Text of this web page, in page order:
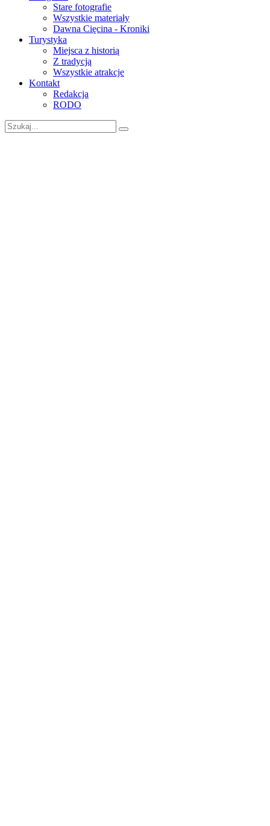
Stare fotografie
Wszystkie materiały
Dawna Cięcina - Kroniki
Turystyka
Miejsca z historią
Z tradycją
Wszystkie atrakcje
Kontakt
Redakcja
RODO